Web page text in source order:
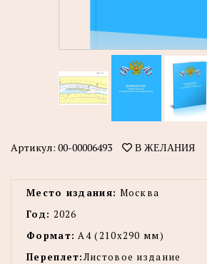
Артикул: 00-00006493 В ЖЕЛАНИЯ
Место издания: Москва
Год: 2026
Формат: А4 (210x290 мм)
Переплет:Листовое издание